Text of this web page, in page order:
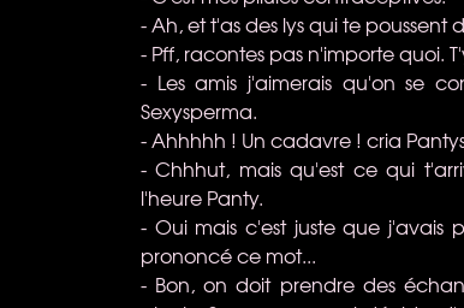
- Ah, et t'as des lys qui te
- Pff, racontes pas n'importe quoi.
- Les amis j'aimerais qu'on se
Sexysperma.
- Ahhhhh ! Un cadavre ! cria
- Chhhut, mais qu'est ce qui
l'heure Panty.
- Oui mais c'est juste que j'avais
prononcé ce mot...
- Bon, on doit prendre des